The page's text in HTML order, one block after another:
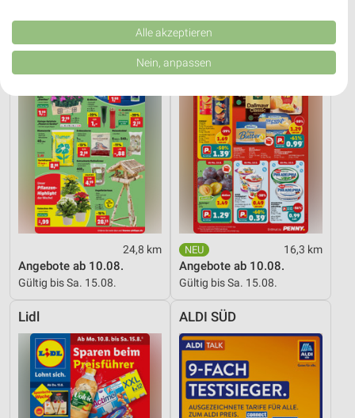
24,8 km
Angebote ab 10.08.
Gültig bis Sa. 15.08.
16,3 km
Angebote ab 10.08.
Gültig bis Sa. 15.08.
Lidl ALDI SÜD
Kombinationen von Daten aus verschiedenen Quellen. Entwicklung und
Verbesserung der Angebote. Verwendung reduzierter Daten zur Auswahl
von Inhalten.
Daten können außerhalb der Europäischen Union weitergegeben und in die
Website/App.
Partnerliste anzeigen (1 IAB-Anbieter)
Wir nutzen Ihre Daten für folgende Zwecke:
IAB-Verarbeitungszwecke:
Speichern von oder Zugriff auf Informationen
auf einem Endgerät
Verwendung reduzierter Daten zur Auswahl von
Erstellung von Profilen für personalisierte
Werbung
Verwendung von Profilen zur Auswahl
personalisierter Werbung
Erstellung von Profilen zur Personalisierung
von Inhalten
Verwendung von Profilen zur Auswahl
Alle akzeptieren
Nein, anpassen